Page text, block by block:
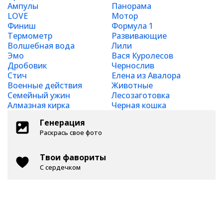
Ампулы
Панорама
LOVE
Мотор
Финиш
Формула 1
Термометр
Развивающие
Волшебная вода
Лили
Эмо
Вася Куролесов
Дробовик
Чернослив
Стич
Елена из Авалора
Военные действия
Животные
Семейный ужин
Лесозаготовка
Алмазная кирка
Черная кошка
Генерация
Раскрась свое фото
Твои фавориты
С сердечком